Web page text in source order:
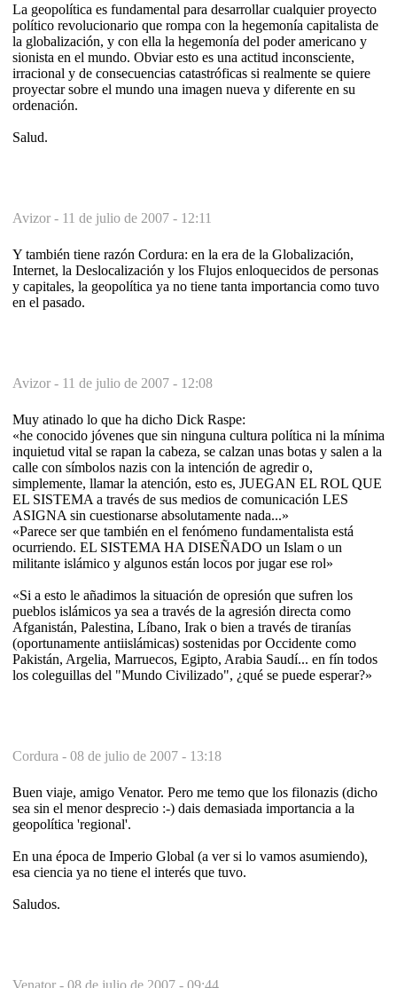
La geopolítica es fundamental para desarrollar cualquier proyecto
político revolucionario que rompa con la hegemonía capitalista de
la globalización, y con ella la hegemonía del poder americano y
sionista en el mundo. Obviar esto es una actitud inconsciente,
irracional y de consecuencias catastróficas si realmente se quiere
proyectar sobre el mundo una imagen nueva y diferente en su
ordenación.
Salud.
Avizor - 11 de julio de 2007 - 12:11
Y también tiene razón Cordura: en la era de la Globalización,
Internet, la Deslocalización y los Flujos enloquecidos de personas
y capitales, la geopolítica ya no tiene tanta importancia como tuvo
en el pasado.
Avizor - 11 de julio de 2007 - 12:08
Muy atinado lo que ha dicho Dick Raspe:
«he conocido jóvenes que sin ninguna cultura política ni la mínima
inquietud vital se rapan la cabeza, se calzan unas botas y salen a la
calle con símbolos nazis con la intención de agredir o,
simplemente, llamar la atención, esto es, JUEGAN EL ROL QUE
EL SISTEMA a través de sus medios de comunicación LES
ASIGNA sin cuestionarse absolutamente nada...»
«Parece ser que también en el fenómeno fundamentalista está
ocurriendo. EL SISTEMA HA DISEÑADO un Islam o un
militante islámico y algunos están locos por jugar ese rol»
«Si a esto le añadimos la situación de opresión que sufren los
pueblos islámicos ya sea a través de la agresión directa como
Afganistán, Palestina, Líbano, Irak o bien a través de tiranías
(oportunamente antiislámicas) sostenidas por Occidente como
Pakistán, Argelia, Marruecos, Egipto, Arabia Saudí... en fín todos
los coleguillas del "Mundo Civilizado", ¿qué se puede esperar?»
Cordura - 08 de julio de 2007 - 13:18
Buen viaje, amigo Venator. Pero me temo que los filonazis (dicho
sea sin el menor desprecio :-) dais demasiada importancia a la
geopolítica 'regional'.
En una época de Imperio Global (a ver si lo vamos asumiendo),
esa ciencia ya no tiene el interés que tuvo.
Saludos.
Venator - 08 de julio de 2007 - 09:44